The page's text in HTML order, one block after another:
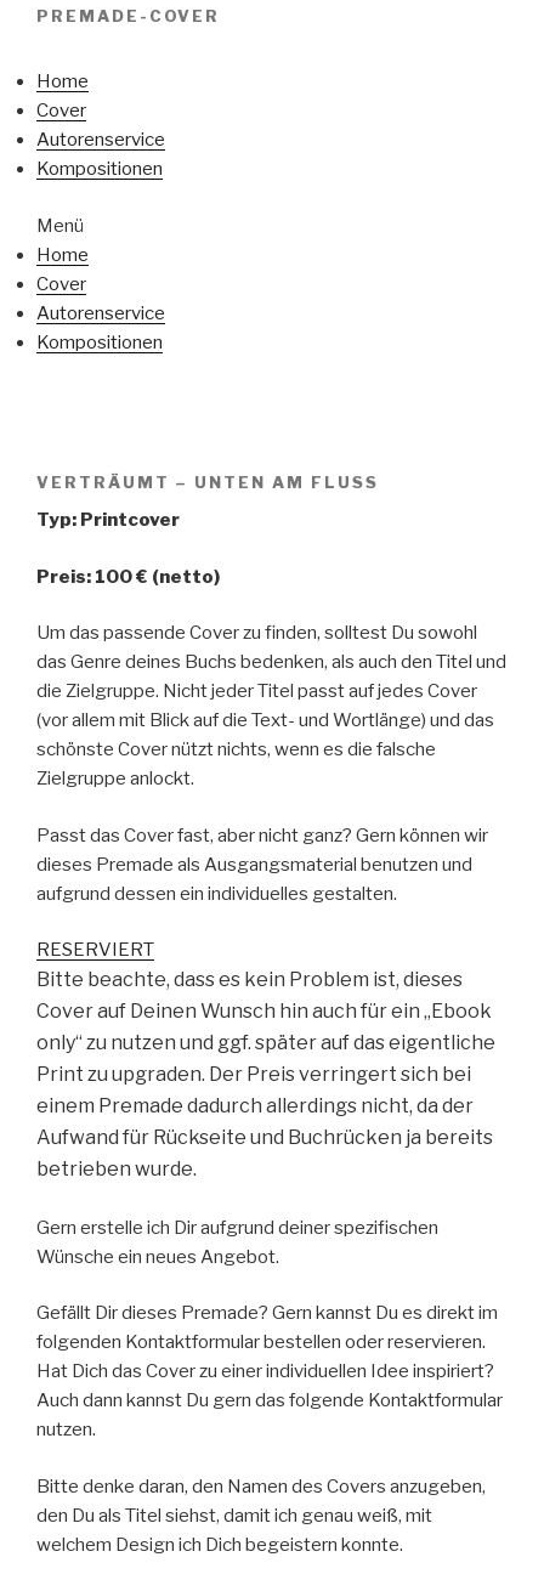
PREMADE-COVER
Home
Cover
Autorenservice
Kompositionen
Menü
Home
Cover
Autorenservice
Kompositionen
VERTRÄUMT – UNTEN AM FLUSS
Typ: Printcover
Preis: 100 € (netto)
Um das passende Cover zu finden, solltest Du sowohl
das Genre deines Buchs bedenken, als auch den Titel und
die Zielgruppe. Nicht jeder Titel passt auf jedes Cover
(vor allem mit Blick auf die Text- und Wortlänge) und das
schönste Cover nützt nichts, wenn es die falsche
Zielgruppe anlockt.
Passt das Cover fast, aber nicht ganz? Gern können wir
dieses Premade als Ausgangsmaterial benutzen und
aufgrund dessen ein individuelles gestalten.
RESERVIERT
Bitte beachte, dass es kein Problem ist, dieses
Cover auf Deinen Wunsch hin auch für ein „Ebook
only“ zu nutzen und ggf. später auf das eigentliche
Print zu upgraden. Der Preis verringert sich bei
einem Premade dadurch allerdings nicht, da der
Aufwand für Rückseite und Buchrücken ja bereits
betrieben wurde.
Gern erstelle ich Dir aufgrund deiner spezifischen
Wünsche ein neues Angebot.
Gefällt Dir dieses Premade? Gern kannst Du es direkt im
folgenden Kontaktformular bestellen oder reservieren.
Hat Dich das Cover zu einer individuellen Idee inspiriert?
Auch dann kannst Du gern das folgende Kontaktformular
nutzen.
Bitte denke daran, den Namen des Covers anzugeben,
den Du als Titel siehst, damit ich genau weiß, mit
welchem Design ich Dich begeistern konnte.